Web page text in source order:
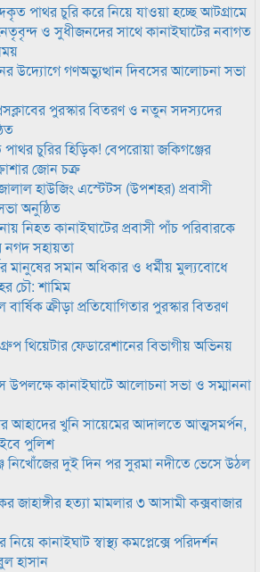
পাথর চুরি করে নিয়ে যাওয়া হচ্ছে আটগ্রামে
ও সুধীজনদের সাথে কানাইঘাটের নবাগত
উদ্যোগে গণঅভ্যুত্থান দিবসের আলোচনা সভা
পুরস্কার বিতরণ ও নতুন সদস্যদের
চুরির হিড়িক! বেপরোয়া জকিগঞ্জের
জোন চক্র
হাউজিং এস্টেটস (উপশহর) প্রবাসী
অনুষ্ঠিত
নিহত কানাইঘাটের প্রবাসী পাঁচ পরিবারকে
সহায়তা
মানুষের সমান অধিকার ও ধর্মীয় মুল্যবোধে
চৌ: শামিম
বার্ষিক ক্রীড়া প্রতিযোগিতার পুরস্কার বিতরণ
থিয়েটার ফেডারেশানের বিভাগীয় অভিনয়
উপলক্ষে কানাইঘাটে আলোচনা সভা ও সম্মাননা
আহাদের খুনি সায়েমের আদালতে আত্মসমর্পন,
পুলিশ
নিখোঁজের দুই দিন পর সুরমা নদীতে ভেসে উঠল
জাহাঙ্গীর হত্যা মামলার ৩ আসামী কক্সবাজার
কানাইঘাট স্বাস্থ্য কমপ্লেক্সে পরিদর্শন
হাসান